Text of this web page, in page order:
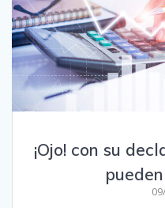
¡Ojo! con su